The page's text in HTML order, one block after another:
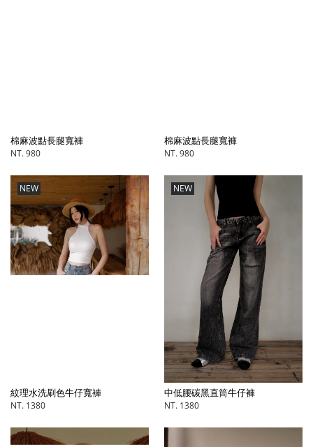
棉麻波點長腿寬褲
NT. 980
棉麻波點長腿寬褲
NT. 980
NEW
紋理水洗刷色牛仔寬褲
NT. 1380
NEW
中低腰碳黑直筒牛仔褲
NT. 1380